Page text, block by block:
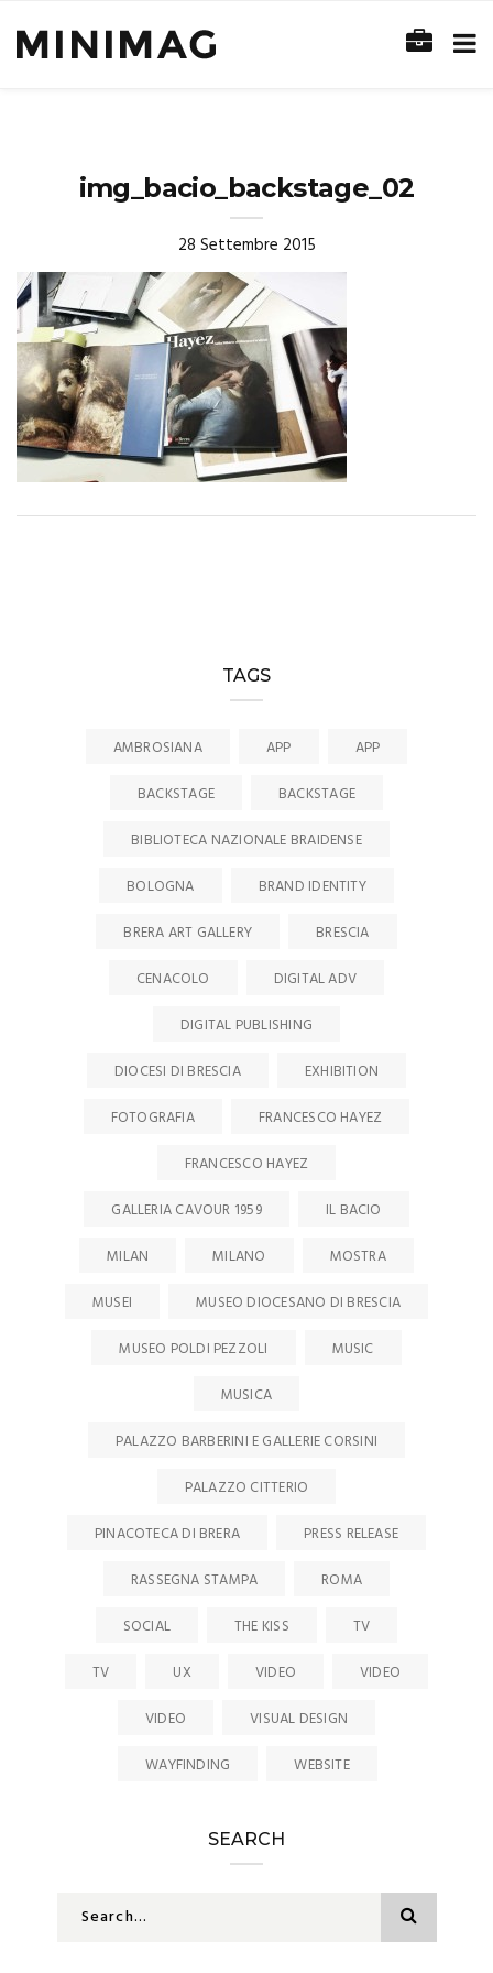
img_bacio_backstage_02
28 Settembre 2015
TAGS
AMBROSIANA APP
APP
BACKSTAGE
BACKSTAGE
BIBLIOTECA NAZIONALE BRAIDENSE
BOLOGNA
BRAND IDENTITY
BRERA ART GALLERY
BRESCIA
CENACOLO
DIGITAL ADV
DIGITAL PUBLISHING
DIOCESI DI BRESCIA
EXHIBITION
FOTOGRAFIA
FRANCESCO HAYEZ
FRANCESCO HAYEZ
GALLERIA CAVOUR 1959
IL BACIO
MILAN
MILANO
MOSTRA
MUSEI
MUSEO DIOCESANO DI BRESCIA
MUSEO POLDI PEZZOLI
MUSIC
MUSICA
PALAZZO BARBERINI E GALLERIE CORSINI
PALAZZO CITTERIO
PINACOTECA DI BRERA
PRESS RELEASE
RASSEGNA STAMPA
ROMA
SOCIAL
THE KISS
TV
TV
UX VIDEO
VIDEO
VIDEO
VISUAL DESIGN
WAYFINDING
WEBSITE
SEARCH